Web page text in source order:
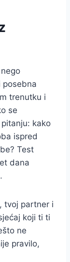
posebna
trenutku i
se
kako
ispred
Test
dana
tvoj partner i
koji ti ti
ne
pravilo,